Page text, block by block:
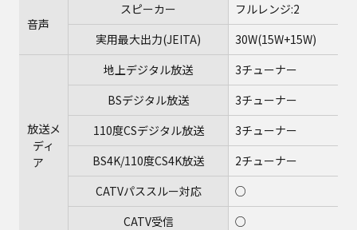
音声
スピーカー
フルレンジ:2
実用最大出力(JEITA)
30W(15W+15W)
放送メ
ディ
ア
地上デジタル放送
3チューナー
BSデジタル放送
3チューナー
110度CSデジタル放送
3チューナー
BS4K/110度CS4K放送
2チューナー
CATVパススルー対応
○
CATV受信
○